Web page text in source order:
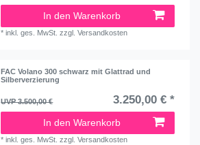
In den Warenkorb
*inkl. ges. MwSt. zzgl.Versandkosten
FAC Volano 300 schwarz mit Glattrad und
Silberverzierung
UVP 3.500,00 € 3.250,00 € *
In den Warenkorb
*inkl. ges. MwSt. zzgl.Versandkosten